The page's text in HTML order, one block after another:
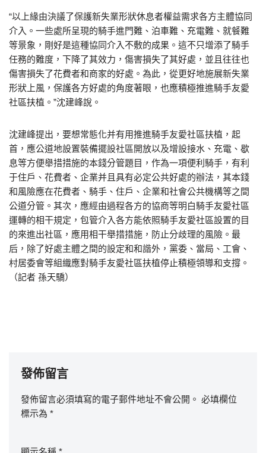
“以上緣由決議了保護新失業形狀休息者權益需求各方主體協同
介入。一些處所呈現的騎手進門難、泊車難、充電難、就餐難
等景象，剛好是這種協同介入不敷的成果。這不只增添了騎手
任務的難度，下降了其效力，傷害損失了其好處，並且往往也
傷害損失了花費者和商家的好處。為此，從更好地施展新失業
形狀上風，保護各方好處的角度著眼，也應積極推進騎手友愛
社區扶植。”沈建峰說。
沈建峰提出，要想常態化并有用推進騎手友愛社區扶植，起
首，應公道地設置裝備擺設社區開放以及增設接水、充電、歇
息等方便舉措措施的本錢分管題目，作為一項便利騎手，有利
于住戶、花費者、企業并且具有必定公共好處的辦法，其本錢
和風險應在花費者、騎手、住戶、企業和社會公共機構等之間
公道分管。其次，應經由過程各方的協商等明白騎手友愛社區
運轉的相干規定，包管介入各方能依照騎手友愛社區設置的目
的來進出社區，應用相干舉措措施，防止分歧理的風險。最
后，除了好處主體之間的設定和和諧外，黨委、當局、工會、
村居委會等組織應對騎手友愛社區扶植停止積極領導和支撐。
（記者 孫天驕）
發佈留言
發佈留言必須填寫的電子郵件地址不會公開。 必填欄位
標示為 *